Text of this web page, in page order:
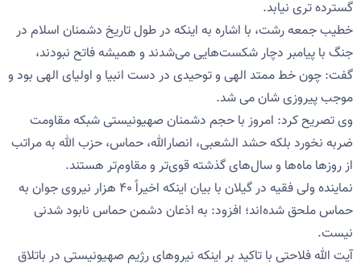
گسترده تری نیابد.
خطیب جمعه رشت، با اشاره به اینکه در طول تاریخ دشمنان اسلام در
جنگ با پیامبر دچار شکست‌هایی می‌شدند و همیشه فاتح نبودند،
گفت: چون خط ممتد الهی و توحیدی در دست انبیا و اولیای الهی بود و
موجب پیروزی شان می شد.
وی تصریح کرد: امروز با حجم دشمنان صهیونیستی شبکه مقاومت
ضربه نخورد بلکه حشد الشعبی، انصارالله، حماس، حزب الله به مراتب
از روزها ماه‌ها و سال‌های گذشته قوی‌تر و مقاوم‌تر هستند.
نماینده ولی فقیه در گیلان با بیان اینکه اخیراً ۴۰ هزار نیروی جوان به
حماس ملحق شده‌اند؛ افزود: به اذعان دشمن حماس نابود شدنی
نیست.
آیت الله فلاحتی با تاکید بر اینکه نیروهای رژیم صهیونیستی در باتلاق